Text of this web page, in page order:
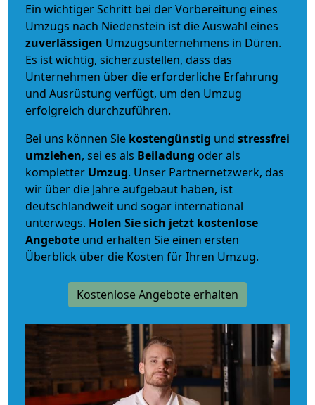
Ein wichtiger Schritt bei der Vorbereitung eines
Umzugs nach Niedenstein ist die Auswahl eines
zuverlässigen Umzugsunternehmens in Düren.
Es ist wichtig, sicherzustellen, dass das
Unternehmen über die erforderliche Erfahrung
und Ausrüstung verfügt, um den Umzug
erfolgreich durchzuführen.
Bei uns können Sie kostengünstig und stressfrei
umziehen, sei es als Beiladung oder als
kompletter Umzug. Unser Partnernetzwerk, das
wir über die Jahre aufgebaut haben, ist
deutschlandweit und sogar international
unterwegs. Holen Sie sich jetzt kostenlose
Angebote und erhalten Sie einen ersten
Überblick über die Kosten für Ihren Umzug.
Kostenlose Angebote erhalten